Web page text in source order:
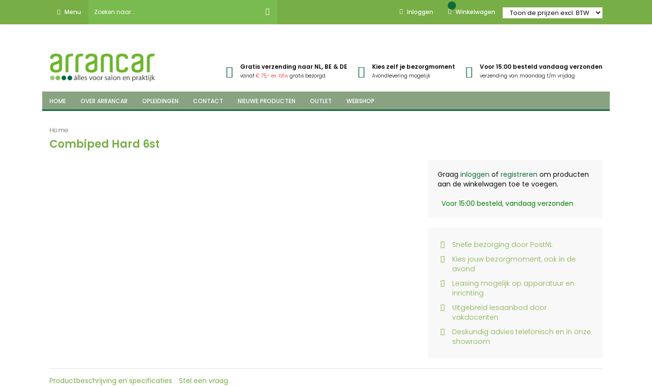
Menu Inloggen Winkelwagen
Gratis verzending naar NL, BE & DE
vanaf€ 75,- ex. btw gratis bezorgd
Kies zelf je bezorgmoment
Avondlevering mogelijk
Voor 15:00 besteld vandaag verzonden
verzending van maandag t/m vrijdag
HOME OVER ARRANCAR OPLEIDINGEN CONTACT NIEUWE PRODUCTEN OUTLET WEBSHOP
Home
Combiped Hard 6st
Graag inloggen of registreren om producten
aan de winkelwagen toe te voegen.
Voor 15:00 besteld, vandaag verzonden
Snelle bezorging door PostNL
Kies jouw bezorgmoment, ook in de
avond
Leasing mogelijk op apparatuur en
inrichting
Uitgebreid lesaanbod door
vakdocenten
Deskundig advies telefonisch en in onze
showroom
Productbeschrijving en specificaties Stel een vraag